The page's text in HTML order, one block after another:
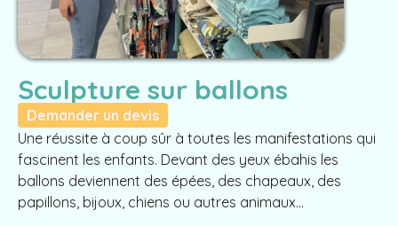
Sculpture sur ballons
Demander un devis
Une réussite à coup sûr à toutes les manifestations qui
fascinent les enfants. Devant des yeux ébahis les
ballons deviennent des épées, des chapeaux, des
papillons, bijoux, chiens ou autres animaux…